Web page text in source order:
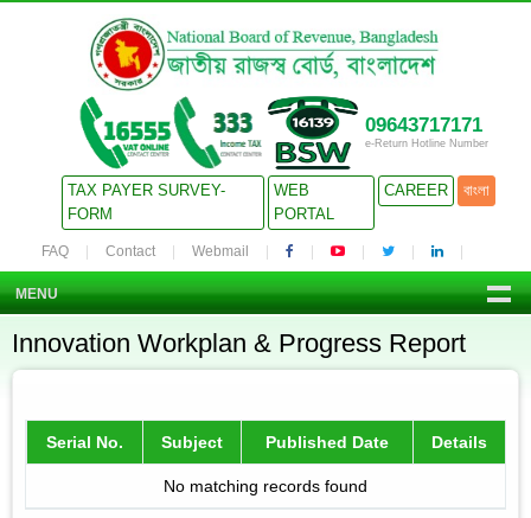
09643717171
e-Return Hotline Number
TAX PAYER SURVEY-
FORM
WEB
PORTAL
CAREER বাংলা
FAQ Contact Webmail
MENU
Innovation Workplan & Progress Report
Serial No. Subject Published Date Details
No matching records found